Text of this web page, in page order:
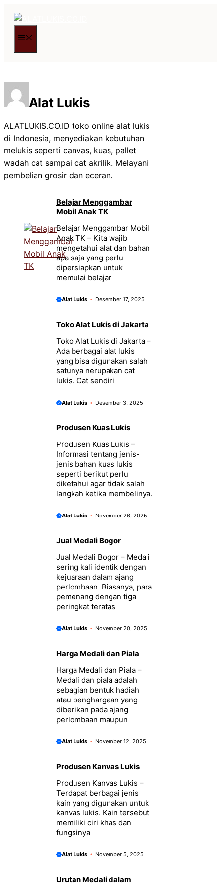
Alat Lukis
ALATLUKIS.CO.ID toko online alat lukis
di Indonesia, menyediakan kebutuhan
melukis seperti canvas, kuas, pallet
wadah cat sampai cat akrilik. Melayani
pembelian grosir dan eceran.
Belajar Menggambar
Mobil Anak TK
Belajar Menggambar Mobil
Anak TK – Kita wajib
mengetahui alat dan bahan
apa saja yang perlu
dipersiapkan untuk
memulai belajar
Alat Lukis Desember 17, 2025
Toko Alat Lukis di Jakarta
Toko Alat Lukis di Jakarta –
Ada berbagai alat lukis
yang bisa digunakan salah
satunya nerupakan cat
lukis. Cat sendiri
Alat Lukis Desember 3, 2025
Produsen Kuas Lukis
Produsen Kuas Lukis –
Informasi tentang jenis-
jenis bahan kuas lukis
seperti berikut perlu
diketahui agar tidak salah
langkah ketika membelinya.
Alat Lukis November 26, 2025
Jual Medali Bogor
Jual Medali Bogor – Medali
sering kali identik dengan
kejuaraan dalam ajang
perlombaan. Biasanya, para
pemenang dengan tiga
peringkat teratas
Alat Lukis November 20, 2025
Harga Medali dan Piala
Harga Medali dan Piala –
Medali dan piala adalah
sebagian bentuk hadiah
atau penghargaan yang
diberikan pada ajang
perlombaan maupun
Alat Lukis November 12, 2025
Produsen Kanvas Lukis
Produsen Kanvas Lukis –
Terdapat berbagai jenis
kain yang digunakan untuk
kanvas lukis. Kain tersebut
memiliki ciri khas dan
fungsinya
Alat Lukis November 5, 2025
Urutan Medali dalam